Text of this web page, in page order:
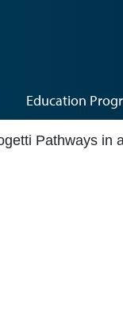
Education
Pathways in